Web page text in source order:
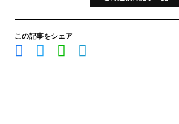
この記事をシェア